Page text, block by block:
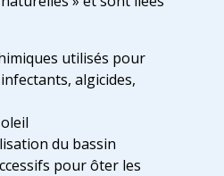
utilisés pour
algicides,
du bassin
pour ôter les